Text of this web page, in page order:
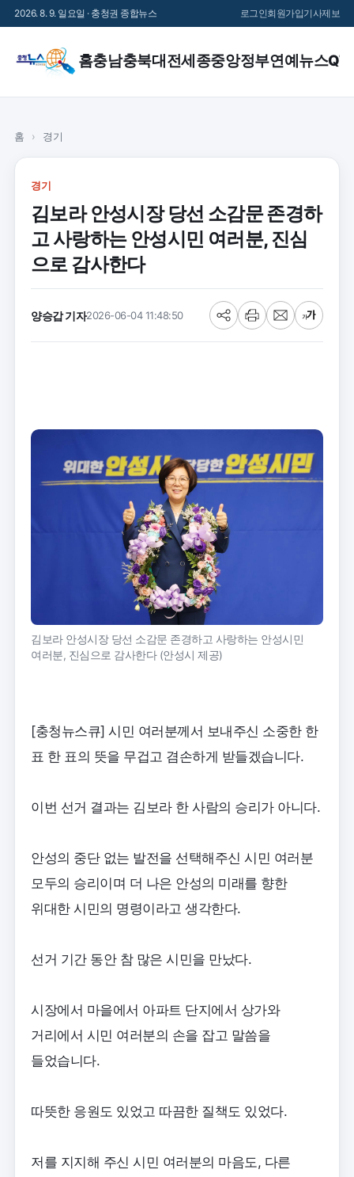
2026. 8. 9. 일요일 · 충청권 종합뉴스 로그인회원가입기사제보
홈충남충북대전세종중앙정부연예 뉴스
홈 › 경기
경기
김보라 안성시장 당선 소감문 존경하
고 사랑하는 안성시민 여러분, 진심
으로 감사한다
양승갑 기자2026-06-04 11:48:50
공
유
프
린
메
일
글
씨
김보라 안성시장 당선 소감문 존경하고 사랑하는 안성시민
여러분, 진심으로 감사한다 (안성시 제공)
[충청뉴스큐] 시민 여러분께서 보내주신 소중한 한
표 한 표의 뜻을 무겁고 겸손하게 받들겠습니다.
이번 선거 결과는 김보라 한 사람의 승리가 아니다.
안성의 중단 없는 발전을 선택해주신 시민 여러분
모두의 승리이며 더 나은 안성의 미래를 향한
위대한 시민의 명령이라고 생각한다.
선거 기간 동안 참 많은 시민을 만났다.
시장에서 마을에서 아파트 단지에서 상가와
거리에서 시민 여러분의 손을 잡고 말씀을
들었습니다.
따뜻한 응원도 있었고 따끔한 질책도 있었다.
저를 지지해 주신 시민 여러분의 마음도, 다른